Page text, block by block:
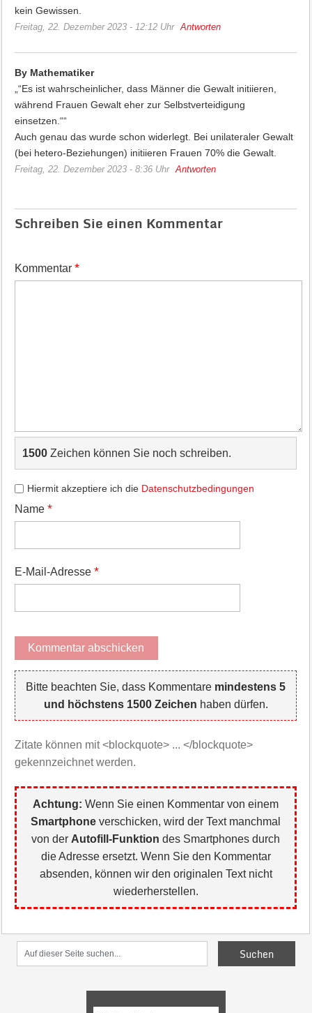
kein Gewissen.
Freitag, 22. Dezember 2023 - 12:12 Uhr Antworten
By Mathematiker
„“Es ist wahrscheinlicher, dass Männer die Gewalt initiieren,
während Frauen Gewalt eher zur Selbstverteidigung
einsetzen.““
Auch genau das wurde schon widerlegt. Bei unilateraler Gewalt
(bei hetero-Beziehungen) initiieren Frauen 70% die Gewalt.
Freitag, 22. Dezember 2023 - 8:36 Uhr Antworten
Schreiben Sie einen Kommentar
Kommentar *
1500Zeichen können Sie noch schreiben.
Hiermit akzeptiere ich die Datenschutzbedingungen
Name *
E-Mail-Adresse *
Bitte beachten Sie, dass Kommentare mindestens 5
und höchstens 1500 Zeichen haben dürfen.
Zitate können mit <blockquote> ... </blockquote>
gekennzeichnet werden.
Achtung: Wenn Sie einen Kommentar von einem
Smartphone verschicken, wird der Text manchmal
von der Autofill-Funktion des Smartphones durch
die Adresse ersetzt. Wenn Sie den Kommentar
absenden, können wir den originalen Text nicht
wiederherstellen.